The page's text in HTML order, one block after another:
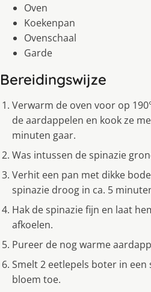
Oven
Koekenpan
Ovenschaal
Garde
Bereidingswijze
Verwarm de oven voor op
de aardappelen en kook ze
minuten gaar.
Was intussen de spinazie
Verhit een pan met dikke
spinazie droog in ca. 5
Hak de spinazie fijn en laat
afkoelen.
Pureer de nog warme
Smelt 2 eetlepels boter in een
bloem toe.